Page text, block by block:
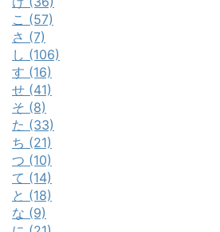
こ (57)
さ (7)
し (106)
す (16)
せ (41)
そ (8)
た (33)
ち (21)
つ (10)
て (14)
と (18)
な (9)